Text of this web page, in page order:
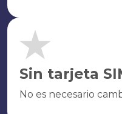
Sin tarjeta
No es necesario